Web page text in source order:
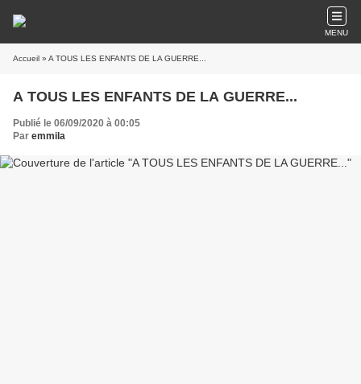
MENU
Accueil » A TOUS LES ENFANTS DE LA GUERRE...
A TOUS LES ENFANTS DE LA GUERRE...
Publié le 06/09/2020 à 00:05
Par emmila